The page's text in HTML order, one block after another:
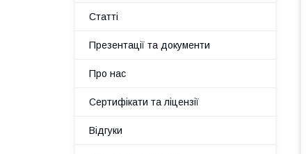
Статті
Презентації та документи
Про нас
Сертифікати та ліцензії
Відгуки